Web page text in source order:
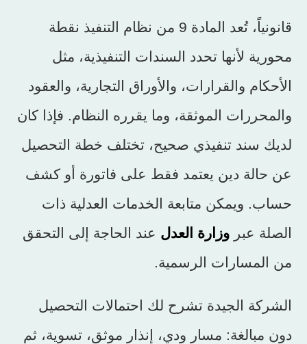
قانونياً، تُعد المادة 9 من نظام التنفيذ نقطة
محورية لأنها تحدد السندات التنفيذية، مثل
الأحكام والقرارات، والأوراق التجارية، والعقود
والمحررات الموثقة، وما يقرره النظام. فإذا كان
لديك سند تنفيذي صحيح، تختلف خطة التحصيل
عن حالة دين يعتمد فقط على فاتورة أو كشف
حساب. ويمكن متابعة الخدمات العدلية ذات
الصلة عبروزارة العدل عند الحاجة إلى التحقق
من المسارات الرسمية.
الشركة الجيدة تشرح لك احتمالات التحصيل
دون مبالغة: مسار ودي، إنذار موثق، تسوية، ثم